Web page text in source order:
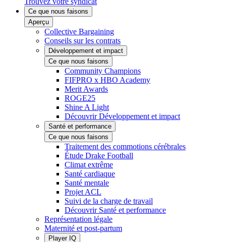
Ce que nous faisons
Aperçu
Collective Bargaining
Conseils sur les contrats
Développement et impact
Ce que nous faisons
Community Champions
FIFPRO x HBO Academy
Merit Awards
ROGE25
Shine A Light
Découvrir Développement et impact
Santé et performance
Ce que nous faisons
Traitement des commotions cérébrales
Étude Drake Football
Climat extrême
Santé cardiaque
Santé mentale
Projet ACL
Suivi de la charge de travail
Découvrir Santé et performance
Représentation légale
Maternité et post-partum
Player IQ